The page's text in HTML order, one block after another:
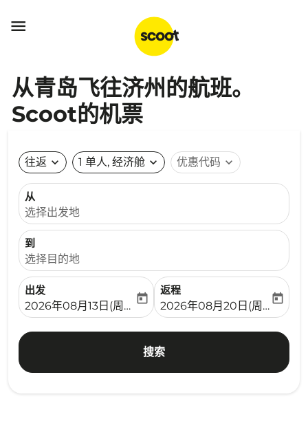

从青岛飞往济州的航班。
Scoot的机票
往返 expand_more 1 单人, 经济舱 expand_more 优惠代码 expand_more
从
选择出发地
到
选择目的地
出发
fc-booking-departure-date-aria-label
2026年08月13日(周四)
today
返程
fc-booking-return-date-
2026年08月20日(周四)
today
搜索